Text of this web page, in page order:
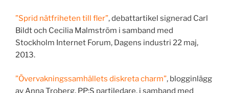
”Sprid nätfriheten till fler”, debattartikel signerad Carl
Bildt och Cecilia Malmström i samband med
Stockholm Internet Forum, Dagens industri 22 maj,
2013.
”Övervakningssamhällets diskreta charm”, blogginlägg
av Anna Troberg, PP:S partiledare, i samband med